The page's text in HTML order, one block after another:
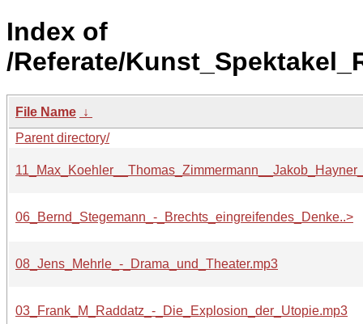
Index of
/Referate/
File Name ↓
Parent directory/
06_Bernd_Stegemann_-_Brechts_eingreifendes_Denke..>
08_Jens_Mehrle_-_Drama_und_Theater.mp3
03_Frank_M_Raddatz_-_Die_Explosion_der_Utopie.mp3